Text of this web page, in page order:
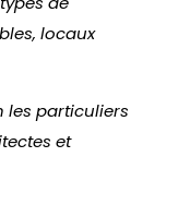
locaux
les particuliers
et